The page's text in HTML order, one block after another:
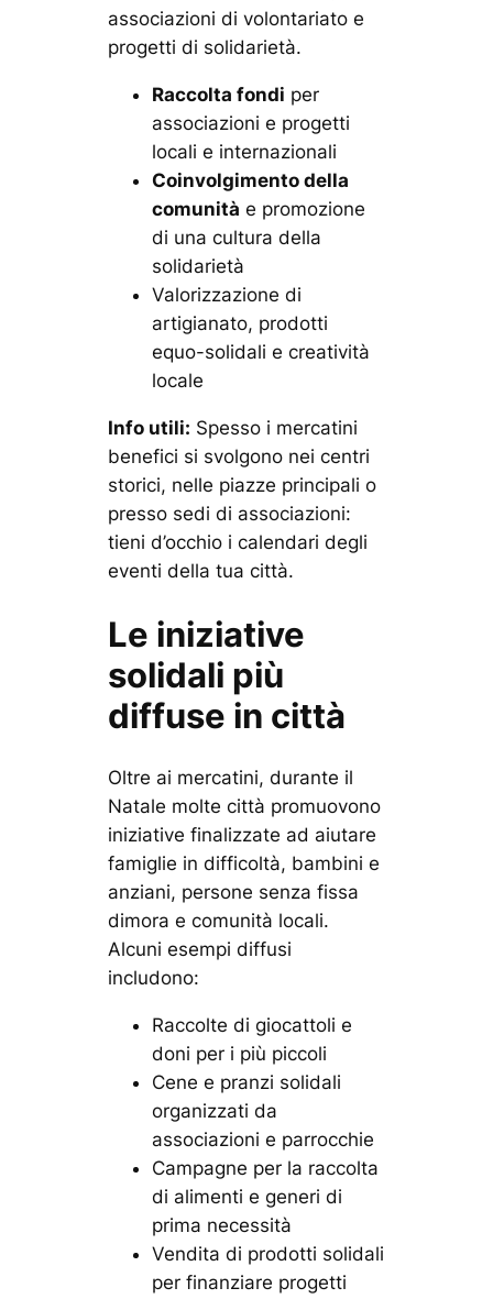
associazioni di volontariato e
progetti di solidarietà.
Raccolta fondi per
associazioni e progetti
locali e internazionali
Coinvolgimento della
comunità e promozione
di una cultura della
solidarietà
Valorizzazione di
artigianato, prodotti
equo-solidali e creatività
locale
Info utili: Spesso i mercatini
benefici si svolgono nei centri
storici, nelle piazze principali o
presso sedi di associazioni:
tieni d’occhio i calendari degli
eventi della tua città.
Le iniziative
solidali più
diffuse in città
Oltre ai mercatini, durante il
Natale molte città promuovono
iniziative finalizzate ad aiutare
famiglie in difficoltà, bambini e
anziani, persone senza fissa
dimora e comunità locali.
Alcuni esempi diffusi
includono:
Raccolte di giocattoli e
doni per i più piccoli
Cene e pranzi solidali
organizzati da
associazioni e parrocchie
Campagne per la raccolta
di alimenti e generi di
prima necessità
Vendita di prodotti solidali
per finanziare progetti